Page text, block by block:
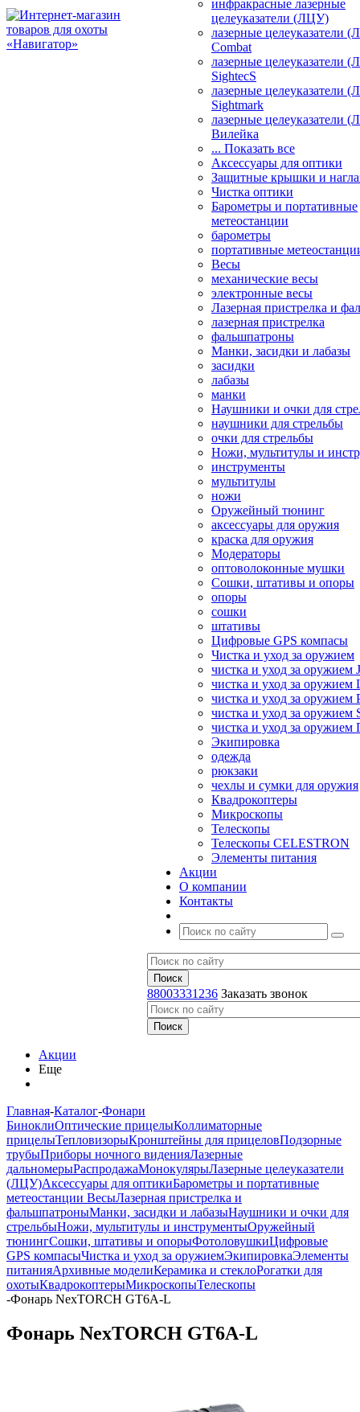
инфракрасные лазерные
целеуказатели (ЛЦУ)
лазерные целеуказатели
Combat
лазерные целеуказатели
SightecS
лазерные целеуказатели
Sightmark
лазерные целеуказатели
Вилейка
... Показать все
Аксессуары для оптики
Защитные крышки и
Чистка оптики
Барометры и портативные
метеостанции
барометры
портативные
Весы
механические весы
электронные весы
Лазерная пристрелка и
лазерная пристрелка
фальшпатроны
Манки, засидки и лабазы
засидки
лабазы
манки
Наушники и очки для
наушники для стрельбы
очки для стрельбы
Ножи, мультитулы и
инструменты
мультитулы
ножи
Оружейный тюнинг
аксессуары для оружия
краска для оружия
Модераторы
оптоволоконные мушки
Сошки, штативы и опоры
опоры
сошки
штативы
Цифровые GPS компасы
Чистка и уход за оружием
чистка и уход за оружием
чистка и уход за оружием
чистка и уход за оружием
чистка и уход за оружием
чистка и уход за
Экипировка
одежда
рюкзаки
чехлы и сумки для оружия
Квадрокоптеры
Микроскопы
Телескопы
Телескопы CELESTRON
Элементы питания
Акции
О компании
Контакты
88003331236 Заказать звонок
Акции
Еще
Главная-Каталог-Фонари
БиноклиОптические прицелыКоллиматорные
прицелыТепловизорыКронштейны для прицеловПодзорные
трубыПриборы ночного виденияЛазерные
дальномерыРаспродажаМонокулярыЛазерные целеуказатели
(ЛЦУ)Аксессуары для оптикиБарометры и портативные
метеостанции ВесыЛазерная пристрелка и
фальшпатроныМанки, засидки и лабазыНаушники и очки для
стрельбыНожи, мультитулы и инструментыОружейный
тюнингСошки, штативы и опорыФотоловушкиЦифровые
GPS компасыЧистка и уход за оружиемЭкипировкаЭлементы
питанияАрхивные моделиКерамика и стеклоРогатки для
охотыКвадрокоптерыМикроскопыТелескопы
-Фонарь NexTORCH GT6A-L
Фонарь NexTORCH GT6A-L